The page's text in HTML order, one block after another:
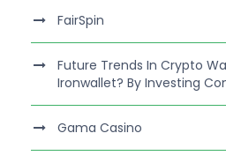
FairSpin
Future Trends In Crypto
Ironwallet? By Investing
Gama Casino